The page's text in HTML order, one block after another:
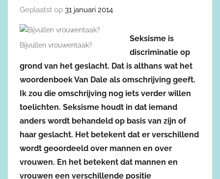
Geplaatst op 31 januari 2014
Bijvullen vrouwentaak?
Seksisme is
discriminatie op
grond van het geslacht. Dat is althans wat het
woordenboek Van Dale als omschrijving geeft.
Ik zou die omschrijving nog iets verder willen
toelichten. Seksisme houdt in dat iemand
anders wordt behandeld op basis van zijn of
haar geslacht. Het betekent dat er verschillend
wordt geoordeeld over mannen en over
vrouwen. En het betekent dat mannen en
vrouwen een verschillende positie